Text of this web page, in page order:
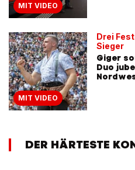
MIT VIDEO
MIT VIDEO
Drei
Sieger
Giger
Duo
DER HÄRTESTE